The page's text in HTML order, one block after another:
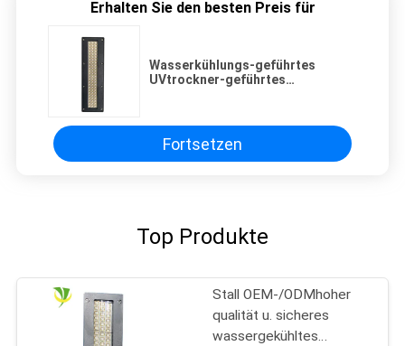
Erhalten Sie den besten Preis für
Wasserkühlungs-geführtes
UVtrockner-geführtes
Klebens
Fortsetzen
Top Produkte
Stall OEM-/ODMhoher
qualität u. sicheres
wassergekühltes